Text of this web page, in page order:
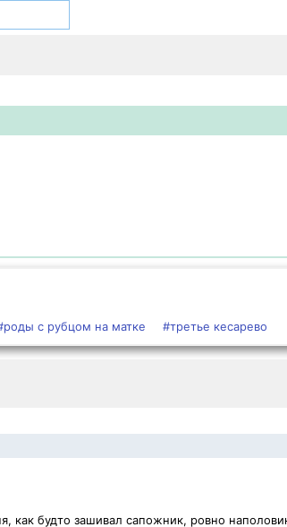
с рубцом на матке #третье кесарево
будто зашивал сапожник, ровно